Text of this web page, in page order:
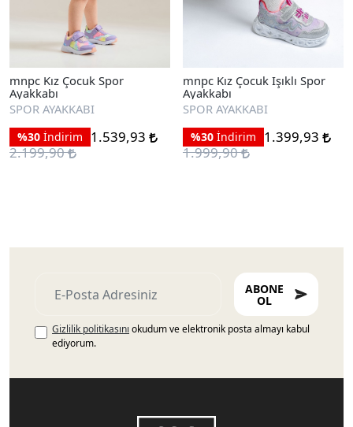
mnpc Kız Çocuk Spor
Ayakkabı
SPOR AYAKKABI
%30 İndirim
1.539,93
2.199,90
mnpc Kız Çocuk Işıklı Spor
Ayakkabı
SPOR AYAKKABI
%30 İndirim
1.399,93
1.999,90
ABONE
OL
Gizlilik politikasını okudum ve elektronik posta almayı kabul
ediyorum.